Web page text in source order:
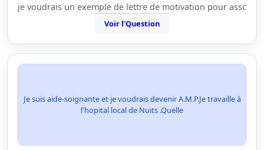
je voudrais un exemple de lettre de motivation pour assc
Voir l'Question
Je suis aide-soignante et je voudrais devenir A.M.P.Je travaille à
l'hopital local de Nuits .Quelle